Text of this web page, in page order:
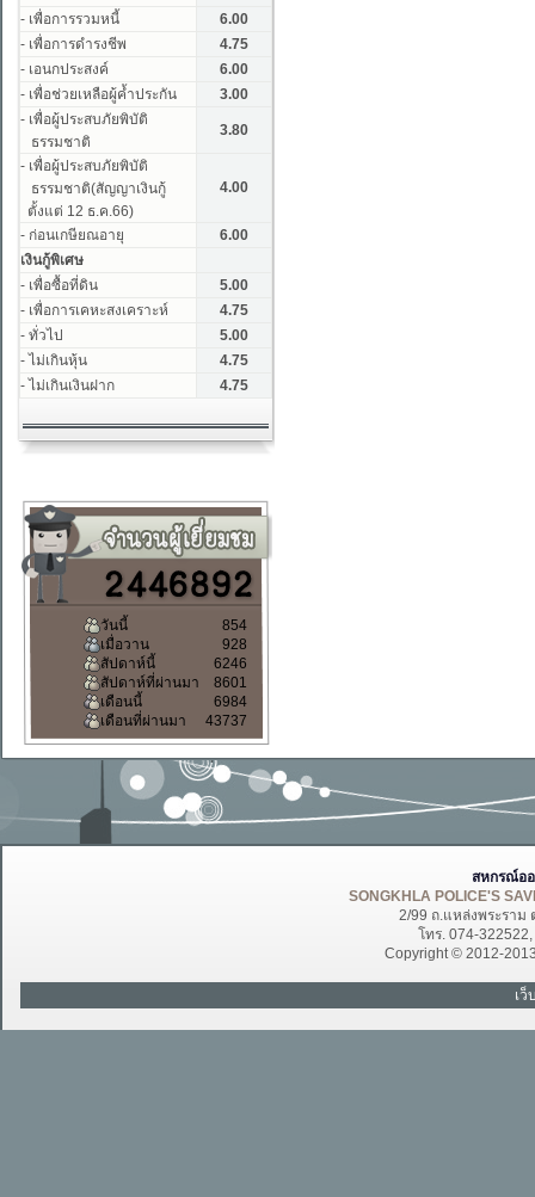
วันนี้
854
เมื่อวาน
928
สัปดาห์นี้
6246
สัปดาห์ที่ผ่านมา
8601
เดือนนี้
6984
เดือนที่ผ่านมา
43737
สหกรณ์อ
SONGKHLA POLICE'S
2/99 ถ.แหล่งพระราม
โทร. 074-
Copyright © 2012-
เ